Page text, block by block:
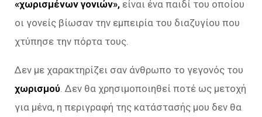
«χωρισμένων γονιών», είναι ένα παιδί του οποίου
οι γονείς βίωσαν την εμπειρία του διαζυγίου που
χτύπησε την πόρτα τους.
Δεν με χαρακτηρίζει σαν άνθρωπο το γεγονός του
χωρισμού. Δεν θα χρησιμοποιηθεί ποτέ ως μετοχή
για μένα, η περιγραφή της κατάστασής μου δεν θα